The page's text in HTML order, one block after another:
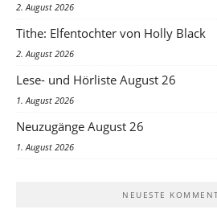
2. August 2026
Tithe: Elfentochter von Holly Black
2. August 2026
Lese- und Hörliste August 26
1. August 2026
Neuzugänge August 26
1. August 2026
NEUESTE